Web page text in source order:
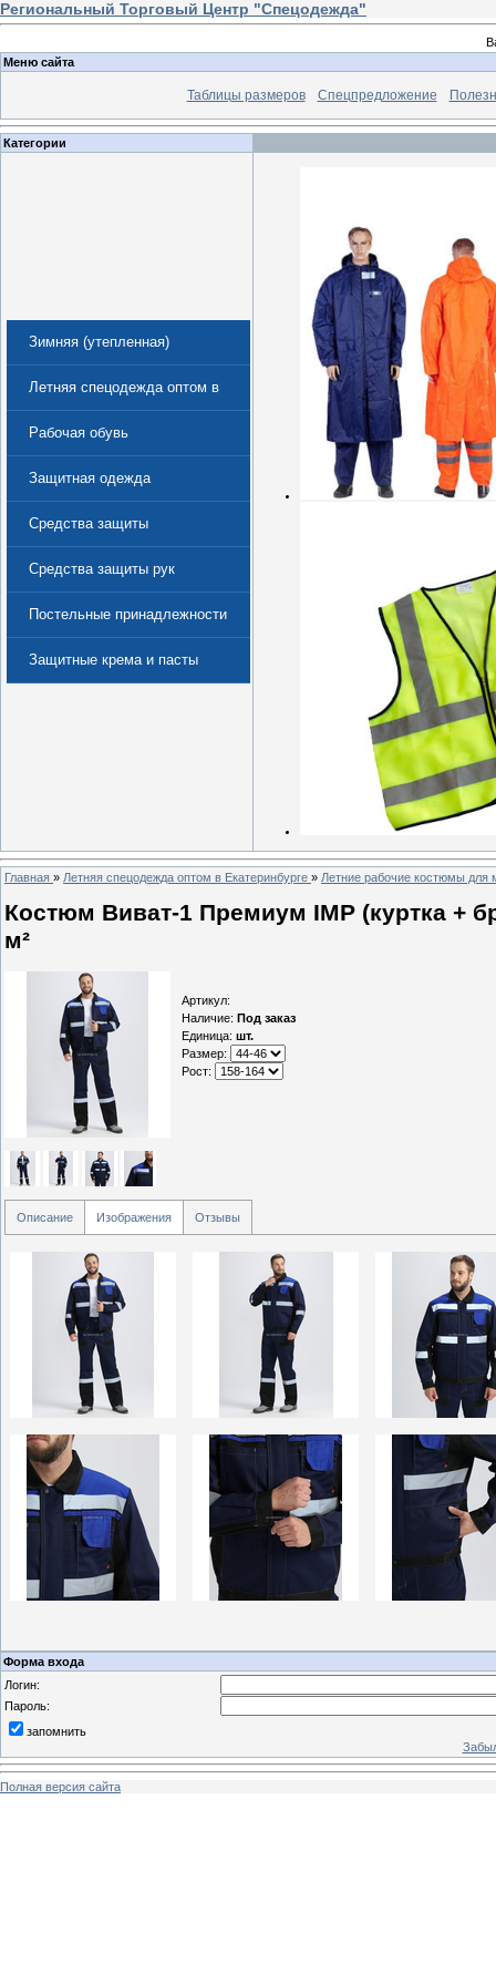
Региональный Торговый Центр "Спецодежда"
Меню сайта
Таблицы размеров Спецпредложение
Категории
Зимняя (утепленная)
спецодежда
Летняя спецодежда оптом в
Екатеринбурге
Рабочая обувь
Защитная одежда
Средства защиты
Средства защиты рук
Постельные принадлежности
Защитные крема и пасты
Главная » Летняя спецодежда оптом в Екатеринбурге » Летние рабочие костюмы для
Костюм Виват-1 Премиум IMP (куртка +
м²
Артикул:
Наличие: Под заказ
Единица: шт.
Размер:
Рост:
Описание Изображения Отзывы
Форма входа
Логин:
Пароль:
запомнить
Полная версия сайта